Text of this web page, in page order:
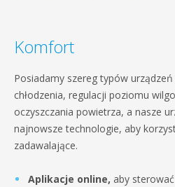
Komfort
Posiadamy szereg typów
chłodzenia, regulacji poziomu
oczyszczania powietrza, a nasze
najnowsze technologie, aby
zadawalające.
Aplikacje online, aby